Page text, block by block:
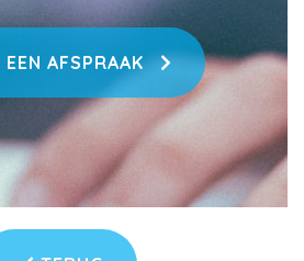
EEN AFSPRAAK